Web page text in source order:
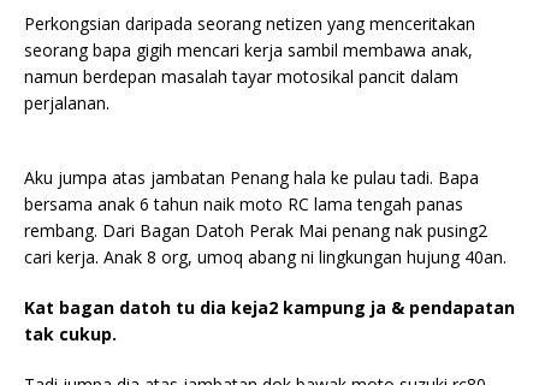
Perkongsian daripada seorang netizen yang menceritakan
seorang bapa gigih mencari kerja sambil membawa anak,
namun berdepan masalah tayar motosikal pancit dalam
perjalanan.
Aku jumpa atas jambatan Penang hala ke pulau tadi. Bapa
bersama anak 6 tahun naik moto RC lama tengah panas
rembang. Dari Bagan Datoh Perak Mai penang nak pusing2
cari kerja. Anak 8 org, umoq abang ni lingkungan hujung 40an.
Kat bagan datoh tu dia keja2 kampung ja & pendapatan
tak cukup.